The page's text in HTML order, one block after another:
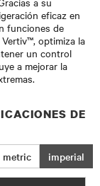
eficaz en
funciones de
optimiza la
un control
a mejorar la
DE
metric imperial